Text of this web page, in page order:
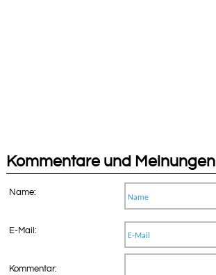
Kommentare und Meinungen
Name:
E-Mail:
Kommentar: